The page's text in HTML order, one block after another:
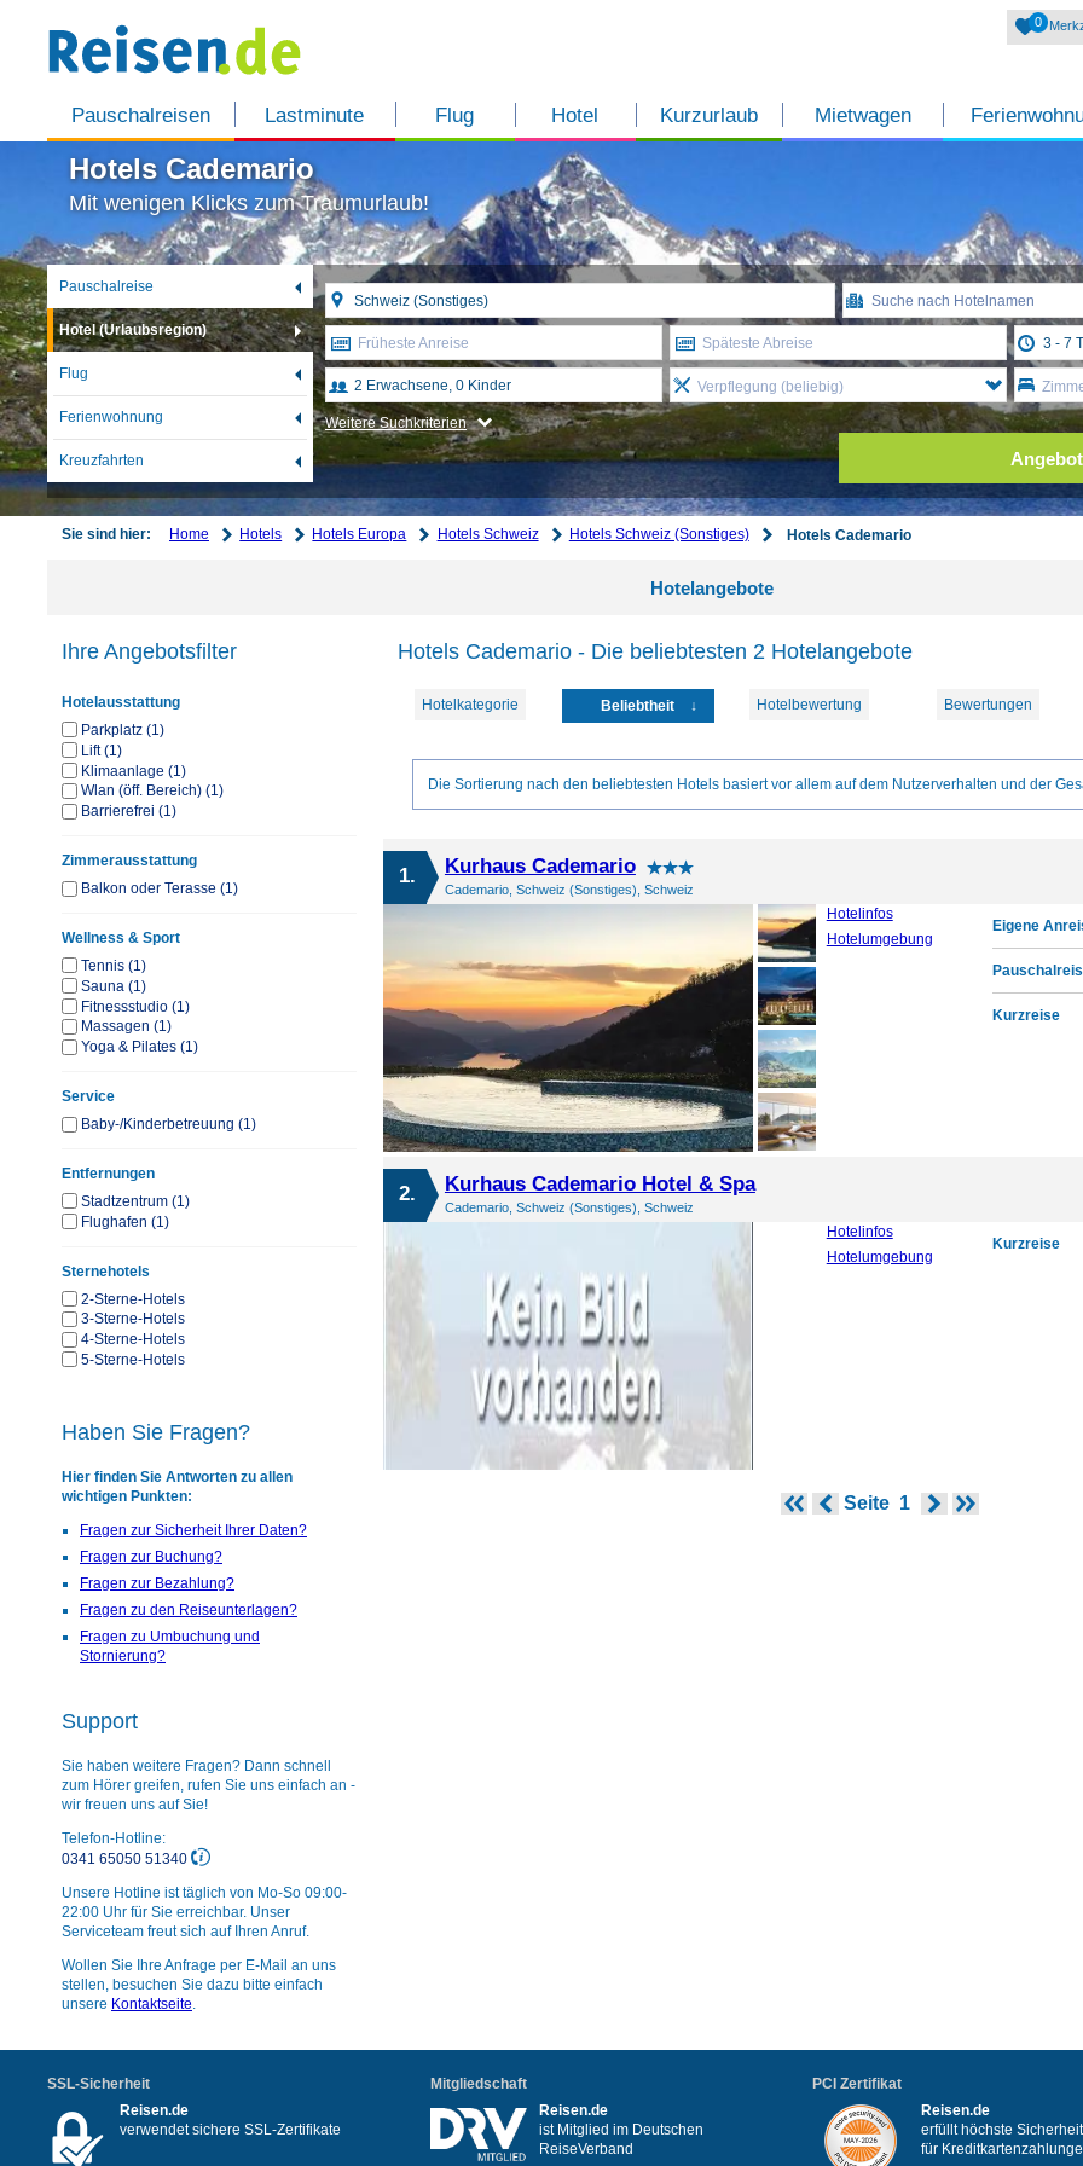
Pauschalreisen Lastminute Flug Hotel Kurzurlaub Mietwagen
0
Hotels Cademario
Mit wenigen Klicks zum Traumurlaub!
Pauschalreise
Hotel (Urlaubsregion)
Flug
Ferienwohnung
Kreuzfahrten
Früheste Anreise Späteste Abreise
Verpflegung (beliebig)
Weitere Suchkriterien
Sie sind hier: Home Hotels Hotels Europa Hotels Schweiz Hotels Schweiz (Sonstiges) Hotels Cademario
Hotelangebote
Hotels Cademario - Die beliebtesten 2 Hotelangebote
Hotelkategorie Beliebtheit Hotelbewertung Bewertungen
Die Sortierung nach den beliebtesten Hotels basiert vor allem auf dem Nutzerverhalten und der
1. Kurhaus Cademario
Cademario, Schweiz (Sonstiges), Schweiz
Hotelinfos
Hotelumgebung
Eigene
Kurzreise
2. Kurhaus Cademario Hotel & Spa
Cademario, Schweiz (Sonstiges), Schweiz
Hotelinfos
Hotelumgebung
Kurzreise
Seite 1
Ihre Angebotsfilter
Hotelausstattung
Parkplatz (1)
Lift (1)
Klimaanlage (1)
Wlan (öff. Bereich) (1)
Barrierefrei (1)
Zimmerausstattung
Balkon oder Terasse (1)
Wellness & Sport
Tennis (1)
Sauna (1)
Fitnessstudio (1)
Massagen (1)
Yoga & Pilates (1)
Service
Baby-/Kinderbetreuung (1)
Entfernungen
Stadtzentrum (1)
Flughafen (1)
Sternehotels
2-Sterne-Hotels
3-Sterne-Hotels
4-Sterne-Hotels
5-Sterne-Hotels
Haben Sie Fragen?
Hier finden Sie Antworten zu allen
wichtigen Punkten:
Fragen zur Sicherheit Ihrer Daten?
Fragen zur Buchung?
Fragen zur Bezahlung?
Fragen zu den Reiseunterlagen?
Fragen zu Umbuchung und
Stornierung?
Support
Sie haben weitere Fragen? Dann schnell
zum Hörer greifen, rufen Sie uns einfach an -
wir freuen uns auf Sie!
Telefon-Hotline:
0341 65050 51340
Unsere Hotline ist täglich von Mo-So 09:00-
22:00 Uhr für Sie erreichbar. Unser
Serviceteam freut sich auf Ihren Anruf.
Wollen Sie Ihre Anfrage per E-Mail an uns
stellen, besuchen Sie dazu bitte einfach
unsere Kontaktseite.
SSL-Sicherheit
Reisen.de
verwendet sichere SSL-Zertifikate
Mitgliedschaft
Reisen.de
ist Mitglied im Deutschen
ReiseVerband
PCI Zertifikat
Reisen.de
erfüllt höchste
für